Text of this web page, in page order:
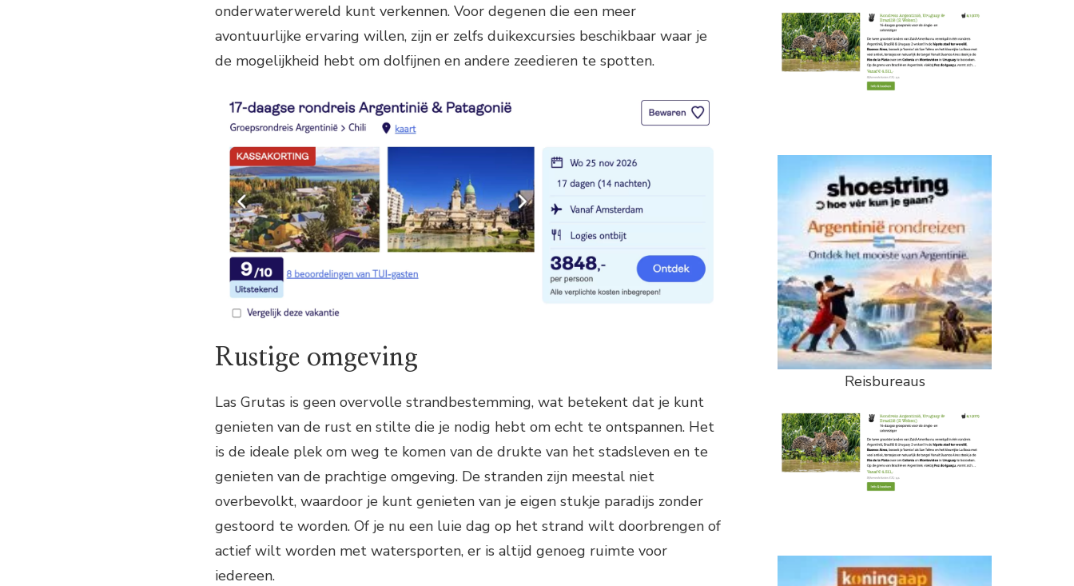
onderwaterwereld kunt verkennen. Voor degenen die een meer
avontuurlijke ervaring willen, zijn er zelfs duikexcursies beschikbaar waar je
de mogelijkheid hebt om dolfijnen en andere zeedieren te spotten.
Rustige omgeving
Las Grutas is geen overvolle strandbestemming, wat betekent dat je kunt
genieten van de rust en stilte die je nodig hebt om echt te ontspannen. Het
is de ideale plek om weg te komen van de drukte van het stadsleven en te
genieten van de prachtige omgeving. De stranden zijn meestal niet
overbevolkt, waardoor je kunt genieten van je eigen stukje paradijs zonder
gestoord te worden. Of je nu een luie dag op het strand wilt doorbrengen of
actief wilt worden met watersporten, er is altijd genoeg ruimte voor
iedereen.
Reisbureaus